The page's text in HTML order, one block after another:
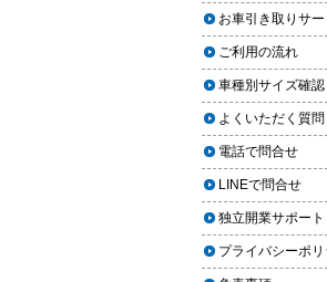
ヘッドライト黄ば
場｜イエローハッ
クス・専門店を
版】
【2026年版】イ
ーフィルム料金は
容・相場・安く
車のヘッドライト
グと費用
車のサスペンシ
上に利用しやすく
2024.02.29
2024年3月14日・
2023.12.21
年末年始の予定（
2023.11.26
年末に「車も大掃
ンペーン
2023.11.22
「＃埼玉」という
お車引き取り
ご利用の流れ
車種別サイズ確認
よくいただく質問
電話で問合せ
LINEで問合せ
独立開業サポート
プライバシーポリ